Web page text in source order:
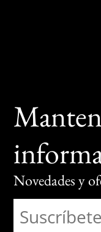
Novedades y